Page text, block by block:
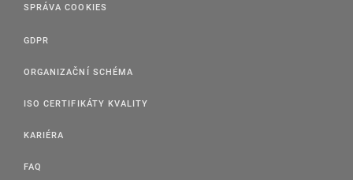
SPRÁVA COOKIES
GDPR
ORGANIZAČNÍ SCHÉMA
ISO CERTIFIKÁTY KVALITY
KARIÉRA
FAQ